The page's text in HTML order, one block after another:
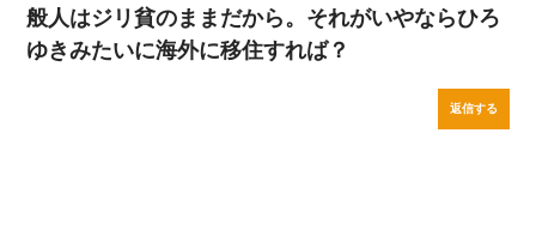
般人はジリ貧のままだから。それがいやならひろ
ゆきみたいに海外に移住すれば？
返信する